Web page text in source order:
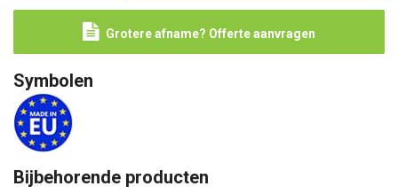
Grotere afname? Offerte aanvragen
Symbolen
Bijbehorende producten